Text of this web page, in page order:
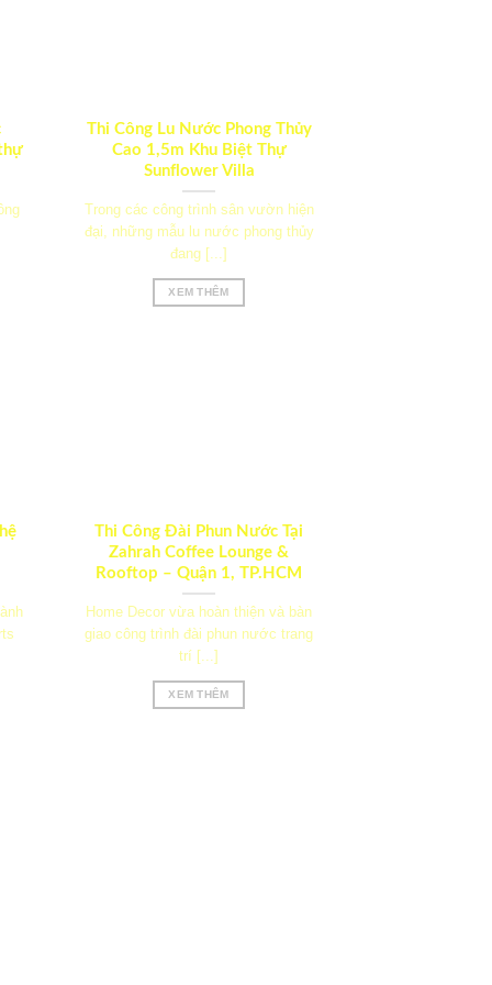
Thi Công Lu Nước Phong Thủy
Cao 1,5m Khu Biệt Thự
Sunflower Villa
Trong các công trình sân vườn hiện
đại, những mẫu lu nước phong thủy
đang [...]
XEM THÊM
Thi Công Đài Phun Nước Tại
Zahrah Coffee Lounge &
Rooftop – Quận 1, TP.HCM
Home Decor vừa hoàn thiện và bàn
giao công trình đài phun nước trang
trí [...]
XEM THÊM